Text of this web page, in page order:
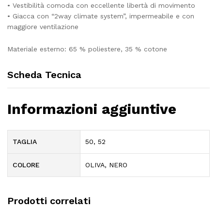
• Vestibilità comoda con eccellente libertà di movimento
• Giacca con “2way climate system”, impermeabile e con
maggiore ventilazione
Materiale esterno: 65 % poliestere, 35 % cotone
Scheda Tecnica
Informazioni aggiuntive
TAGLIA 50, 52
COLORE OLIVA, NERO
Prodotti correlati